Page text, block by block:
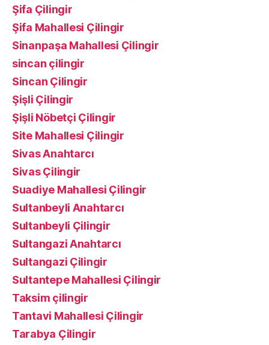
Şifa Çilingir
Şifa Mahallesi Çilingir
Sinanpaşa Mahallesi Çilingir
sincan çilingir
Sincan Çilingir
Şişli Çilingir
Şişli Nöbetçi Çilingir
Site Mahallesi Çilingir
Sivas Anahtarcı
Sivas Çilingir
Suadiye Mahallesi Çilingir
Sultanbeyli Anahtarcı
Sultanbeyli Çilingir
Sultangazi Anahtarcı
Sultangazi Çilingir
Sultantepe Mahallesi Çilingir
Taksim çilingir
Tantavi Mahallesi Çilingir
Tarabya Çilingir